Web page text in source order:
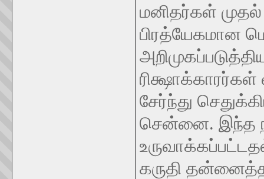
மனிதர்கள்
பிரத்யேகமான
சேர்ந்து
சென்னை. இந்த
கருதி